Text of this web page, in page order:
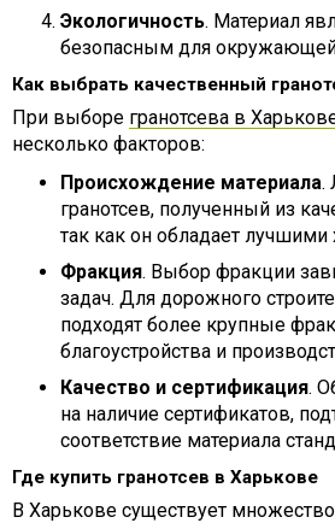
Экологичность. Материал
безопасным для
Как выбрать качественный
При выборе гранотсева в
несколько факторов:
Происхождение материала.
гранотсев, полученный из
так как он обладает лучшими
Фракция. Выбор фракции
задач. Для дорожного
подходят более крупные
благоустройства и
Качество и сертификация.
на наличие сертификатов,
соответствие материала
Где купить гранотсев в Харькове
В Харькове существует